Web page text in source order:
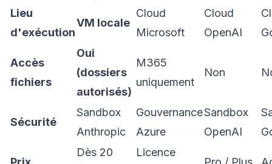
Lieu
d'exécution
VM locale
Cloud
Microsoft
Cloud
OpenAI
Accès
fichiers
Oui
(dossiers
autorisés)
M365
uniquement
Non
Sécurité
Sandbox
Anthropic
Gouvernance
Azure
Sandbox
OpenAI
Dès 20
Licence